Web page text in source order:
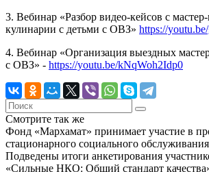
3. Вебинар «Разбор видео-кейсов с
кулинарии с детьми с ОВЗ» https://
4. Вебинар «Организация выездных
с ОВЗ» - https://youtu.be/kNqWoh2Idp0
Смотрите так же
Фонд «Мархамат» принимает участие в
стационарного социального обслуживания
Подведены итоги анкетирования
«Сильные НКО: Общий стандарт